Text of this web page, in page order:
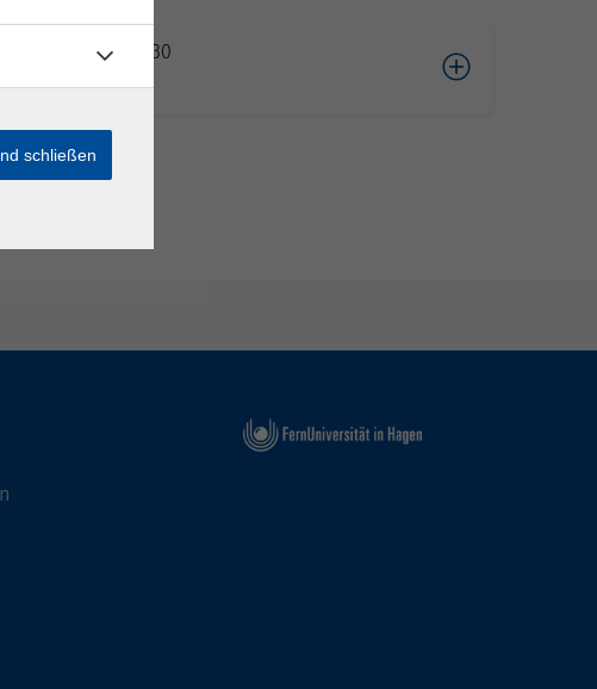
Mo. 05.10.2026 09:30
schließen